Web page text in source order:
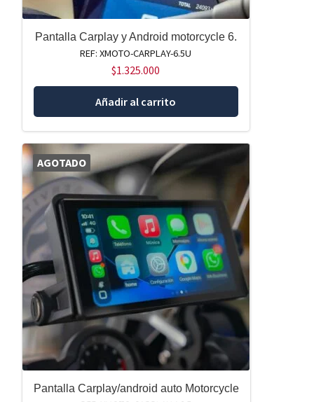
Pantalla Carplay y Android motorcycle 6.
REF: XMOTO-CARPLAY-6.5U
$1.325.000
Añadir al carrito
AGOTADO
Pantalla Carplay/android auto Motorcycle